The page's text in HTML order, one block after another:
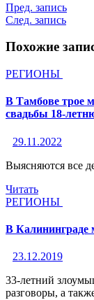
Пред. запись
След. запись
Похожие
РЕГИОНЫ
В Тамбове трое
свадьбы 18-
29.11.2022
Выясняются все
Читать
РЕГИОНЫ
В Калининграде
23.12.2019
33-летний
разговоры, а